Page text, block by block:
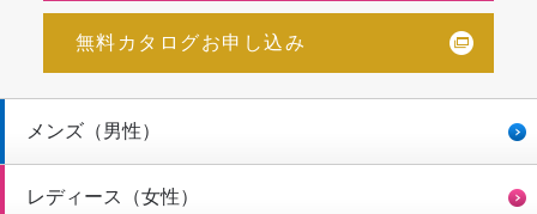
無料カタログお申し込み
メンズ（男性）
レディース（女性）